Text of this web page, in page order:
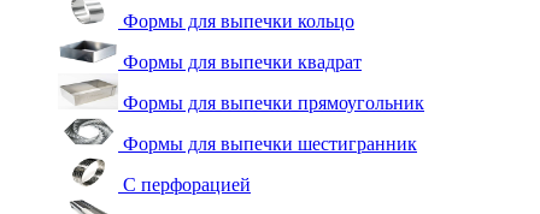
Формы для выпечки кольцо
Формы для выпечки квадрат
Формы для выпечки прямоугольник
Формы для выпечки шестигранник
С перфорацией